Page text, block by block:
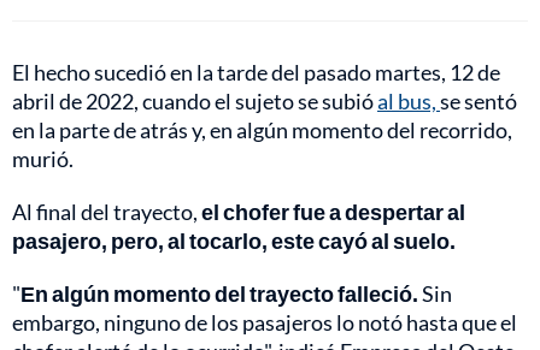
El hecho sucedió en la tarde del pasado martes, 12 de
abril de 2022, cuando el sujeto se subióal bus,se sentó
en la parte de atrás y, en algún momento del recorrido,
murió.
Al final del trayecto,el chofer fue a despertar al
pasajero, pero, al tocarlo, este cayó al suelo.
"En algún momento del trayecto falleció.Sin
embargo, ninguno de los pasajeros lo notó hasta que el